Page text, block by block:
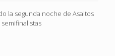
la segunda noche de Asaltos
semifinalistas